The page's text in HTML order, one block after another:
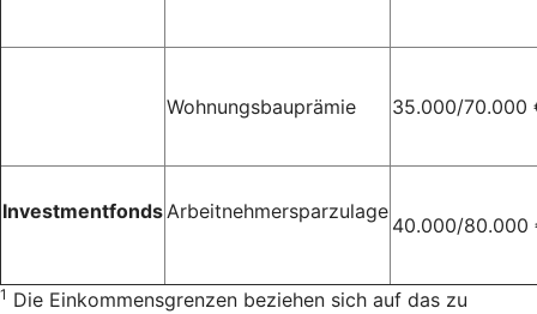
Wohnungsbauprämie 35.000/70.000
Investmentfonds Arbeitnehmersparzulage
40.000/80.000
1 Die Einkommensgrenzen beziehen sich auf das zu